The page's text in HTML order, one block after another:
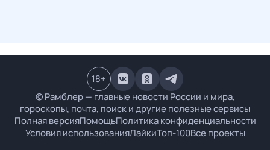
© Рамблер — главные новости России и мира,
гороскопы, почта, поиск и другие полезные сервисы
Полная версияПомощьПолитика конфиденциальности
Условия использованияЛайкиТоп-100Все проекты
18+